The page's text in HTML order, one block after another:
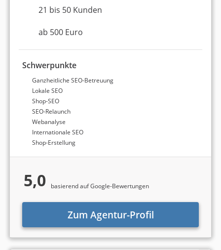
21 bis 50 Kunden
ab 500 Euro
Schwerpunkte
Ganzheitliche SEO-Betreuung
Lokale SEO
Shop-SEO
SEO-Relaunch
Webanalyse
Internationale SEO
Shop-Erstellung
5,0 basierend auf Google-Bewertungen
Zum Agentur-Profil